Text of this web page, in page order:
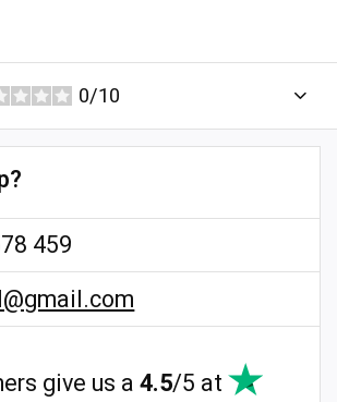
0/10
459
give us a4.5/5 at